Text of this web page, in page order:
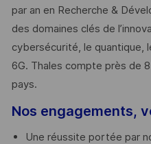
par an en Recherche &
des domaines clés de
cybersécurité, le quantique,
6G. Thales compte près de
pays. ​
Nos engagements,
Une réussite portée par